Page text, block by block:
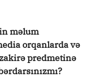
məlum
orqanlarda və
predmetinə